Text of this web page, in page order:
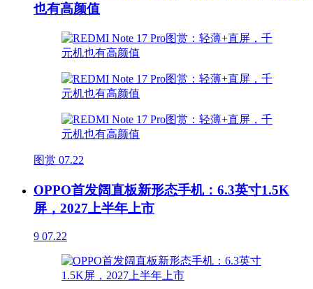
也有高颜值
图赏 07.22
OPPO首发阔直板新形态手机：6.3英寸1.5K
屏，2027上半年上市
9 07.22